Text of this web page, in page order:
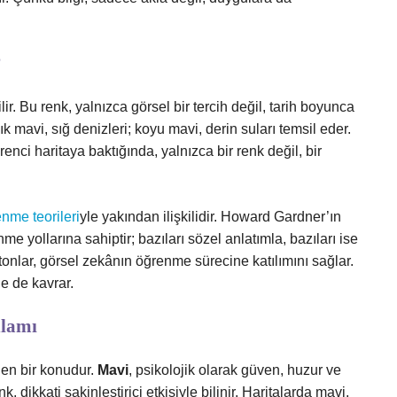
Bu renk, yalnızca görsel bir tercih değil, tarih boyunca
mavi, sığ denizleri; koyu mavi, derin suları temsil eder.
haritaya baktığında, yalnızca bir renk değil, bir
teorileriyle yakından ilişkilidir. Howard Gardner’ın
yollarına sahiptir; bazıları sözel anlatımla, bazıları ise
görsel zekânın öğrenme sürecine katılımını sağlar.
de kavrar.
bir konudur. Mavi, psikolojik olarak güven, huzur ve
dikkati sakinleştirici etkisiyle bilinir. Haritalarda mavi,